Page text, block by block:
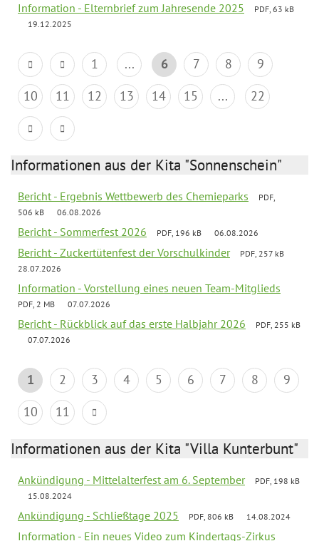
Information - Elternbrief zum Jahresende 2025
PDF, 63 kB
19.12.2025
1 ... 6 7 8
9
10
11 12 13 14 15 ... 22
Informationen aus der Kita "Sonnenschein"
Bericht - Ergebnis Wettbewerb des Chemieparks
PDF,
506 kB
06.08.2026
Bericht - Sommerfest 2026 PDF, 196 kB 06.08.2026
Bericht - Zuckertütenfest der Vorschulkinder
PDF, 257 kB
28.07.2026
Information - Vorstellung eines neuen Team-Mitglieds
PDF, 2 MB 07.07.2026
Bericht - Rückblick auf das erste Halbjahr 2026
PDF, 255 kB
07.07.2026
1 2 3 4 5 6 7 8
9
10
11
Informationen aus der Kita "Villa Kunterbunt"
Ankündigung - Mittelalterfest am 6. September
PDF, 198 kB
15.08.2024
Ankündigung - Schließtage 2025 PDF, 806 kB 14.08.2024
Information - Ein neues Video zum Kindertags-Zirkus